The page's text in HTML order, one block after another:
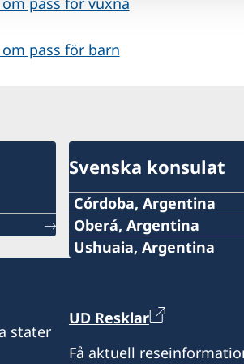
pass för barn
Svenska konsulat
Córdoba, Argentina
Det är för närvarande
konsulatet.
hjälp:
Oberá, Argentina
Tel:
E-post:
Ushuaia, Argentina
+54 2901 423240
Mobil:
stater
UD Resklar
Få aktuell